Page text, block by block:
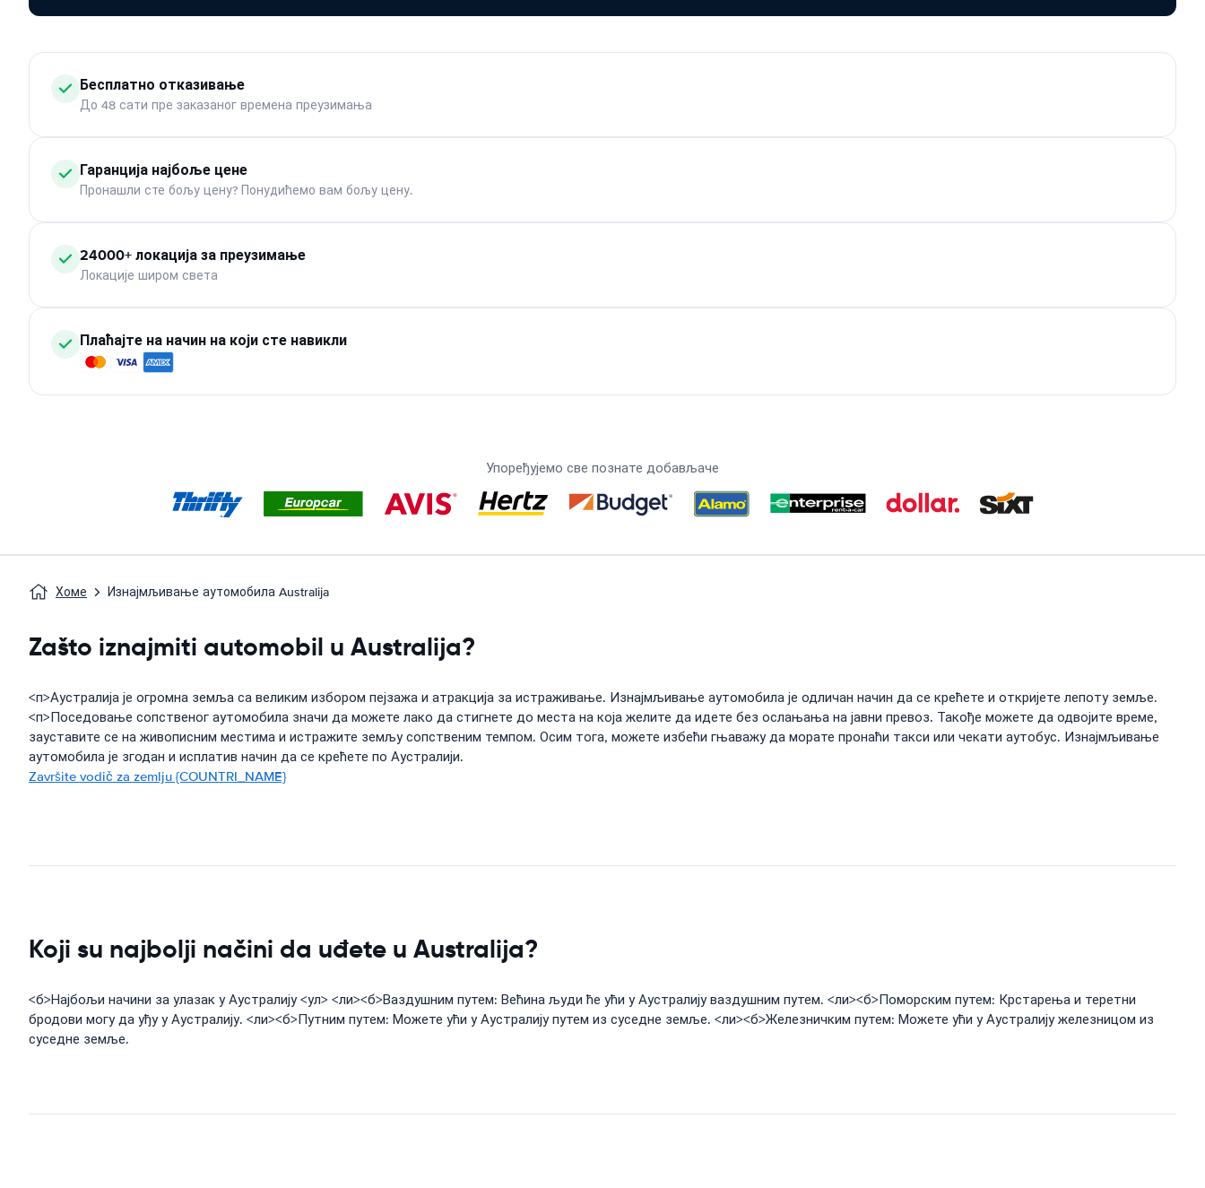
Бесплатно отказивање
До 48 сати пре заказаног времена преузимања
Гаранција најбоље цене
Пронашли сте бољу цену? Понудићемо вам бољу цену.
24000+ локација за преузимање
Локације широм света
Плаћајте на начин на који сте навикли
Упоређујемо све познате добављаче
Хоме Изнајмљивање аутомобила Australija
Zašto iznajmiti automobil u Australija?
<п>Аустралија је огромна земља са великим избором пејзажа и атракција за истраживање. Изнајмљивање аутомобила је одличан начин да се крећете и откријете лепоту земље.
<п>Поседовање сопственог аутомобила значи да можете лако да стигнете до места на која желите да идете без ослањања на јавни превоз. Такође можете да одвојите време,
зауставите се на живописним местима и истражите земљу сопственим темпом. Осим тога, можете избећи гњаважу да морате пронаћи такси или чекати аутобус. Изнајмљивање
аутомобила је згодан и исплатив начин да се крећете по Аустралији.
Završite vodič za zemlju {COUNTRI_NAME}
Koji su najbolji načini da uđete u Australija?
<б>Најбољи начини за улазак у Аустралију <ул> <ли><б>Ваздушним путем: Већина људи ће ући у Аустралију ваздушним путем. <ли><б>Поморским путем: Крстарења и теретни
бродови могу да уђу у Аустралију. <ли><б>Путним путем: Можете ући у Аустралију путем из суседне земље. <ли><б>Железничким путем: Можете ући у Аустралију железницом из
суседне земље.